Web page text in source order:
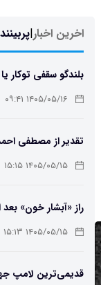
اخرین اخبار|
بلندگو سقفی توکار
معایب و انتخاب
۱۴۰۵/۰۵/۱۶ ۰۹:۴۱
تقدیر از مصطفی
۱۴۰۵/۰۵/۱۵ ۱۵:۱۵
راز «آبشار خون»
۱۴۰۵/۰۵/۱۵ ۱۵:۱۳